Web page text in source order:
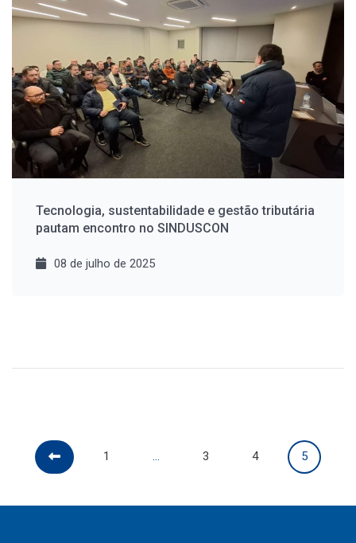
Tecnologia, sustentabilidade e gestão tributária
pautam encontro no SINDUSCON
08 de julho de 2025
1 … 3 4 5